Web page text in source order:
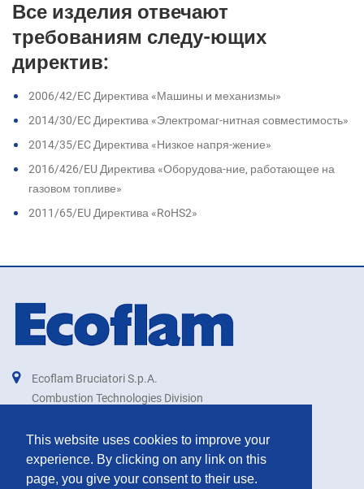
This website uses cookies to improve your
experience. By clicking on any link on this
page, you give your consent to their use.
Все изделия отвечают
требованиям следу-ющих
директив:
2006/42/EC Директива «Машины и механизмы»
2014/30/EC Директива «Электромаг-нитная совместимость»
2014/35/EC Директива «Низкое напря-жение»
2016/426/EU Директива «Оборудова-ние, работающее на
газовом топливе»
2011/65/EU Директива «RoHS2»
Ecoflam Bruciatori S.p.A.
Combustion Technologies Division
IT00879740264
export@ecoflam-burners.com